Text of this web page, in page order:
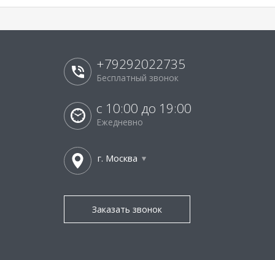
+79292022735
Бесплатный звонок
с 10:00 до 19:00
Ежедневно
г. Москва
Заказать звонок